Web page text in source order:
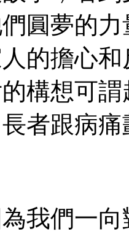
圓夢的
的擔心
構想可
者跟病
我們一